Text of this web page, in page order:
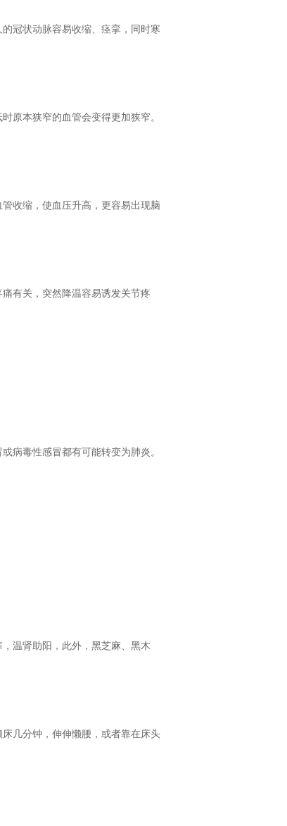
冠状动脉容易收缩、痉挛，同时寒
原本狭窄的血管会变得更加狭窄。
收缩，使血压升高，更容易出现脑
有关，突然降温容易诱发关节疼
病毒性感冒都有可能转变为肺炎。
温肾助阳，此外，黑芝麻、黑木
几分钟，伸伸懒腰，或者靠在床头